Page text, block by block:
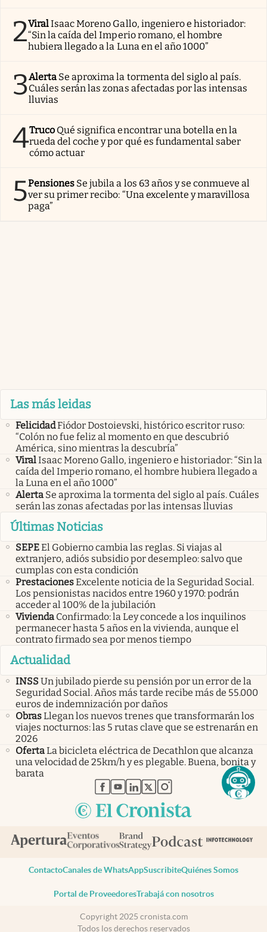
2ViralIsaac Moreno Gallo, ingeniero e historiador:
“Sin la caída del Imperio romano, el hombre
hubiera llegado a la Luna en el año 1000”
3Alerta Se aproxima la tormenta del siglo al país.
Cuáles serán las zonas afectadas por las intensas
lluvias
4Truco Qué significa encontrar una botella en la
rueda del coche y por qué es fundamental saber
cómo actuar
5Pensiones Se jubila a los 63 años y se conmueve al
ver su primer recibo: “Una excelente y maravillosa
paga”
Las más leidas
FelicidadFiódor Dostoievski, histórico escritor ruso:
“Colón no fue feliz al momento en que descubrió
América, sino mientras la descubría”
ViralIsaac Moreno Gallo, ingeniero e historiador: “Sin la
caída del Imperio romano, el hombre hubiera llegado a
la Luna en el año 1000”
Alerta Se aproxima la tormenta del siglo al país. Cuáles
serán las zonas afectadas por las intensas lluvias
Últimas Noticias
SEPEEl Gobierno cambia las reglas. Si viajas al
extranjero, adiós subsidio por desempleo: salvo que
cumplas con esta condición
PrestacionesExcelente noticia de la Seguridad Social.
Los pensionistas nacidos entre 1960 y 1970: podrán
acceder al 100% de la jubilación
Vivienda Confirmado: la Ley concede a los inquilinos
permanecer hasta 5 años en la vivienda, aunque el
contrato firmado sea por menos tiempo
Actualidad
INSSUn jubilado pierde su pensión por un error de la
Seguridad Social. Años más tarde recibe más de 55.000
euros de indemnización por daños
ObrasLlegan los nuevos trenes que transformarán los
viajes nocturnos: las 5 rutas clave que se estrenarán en
2026
OfertaLa bicicleta eléctrica de Decathlon que alcanza
una velocidad de 25km/h y es plegable. Buena, bonita y
barata
abre en nueva pestaña
abre en nueva pestaña
abre en nueva pestaña
abre en nueva pestaña
abre en nueva pestaña
ContactoCanales de WhatsAppSuscribiteQuiénes Somos
Portal de ProveedoresTrabajá con nosotros
Copyright 2025 cronista.com
Todos los derechos reservados